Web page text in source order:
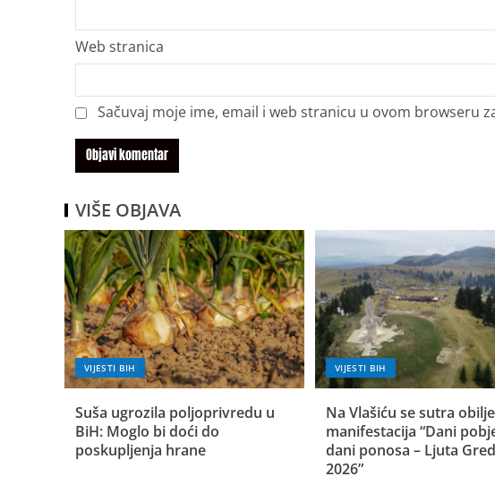
Web stranica
Sačuvaj moje ime, email i web stranicu u ovom browseru
VIŠE OBJAVA
VIJESTI BIH
Suša ugrozila poljoprivredu u
BiH: Moglo bi doći do
poskupljenja hrane
VIJESTI BIH
Na Vlašiću se sutra
manifestacija “Dani
dani ponosa – Ljuta
2026”